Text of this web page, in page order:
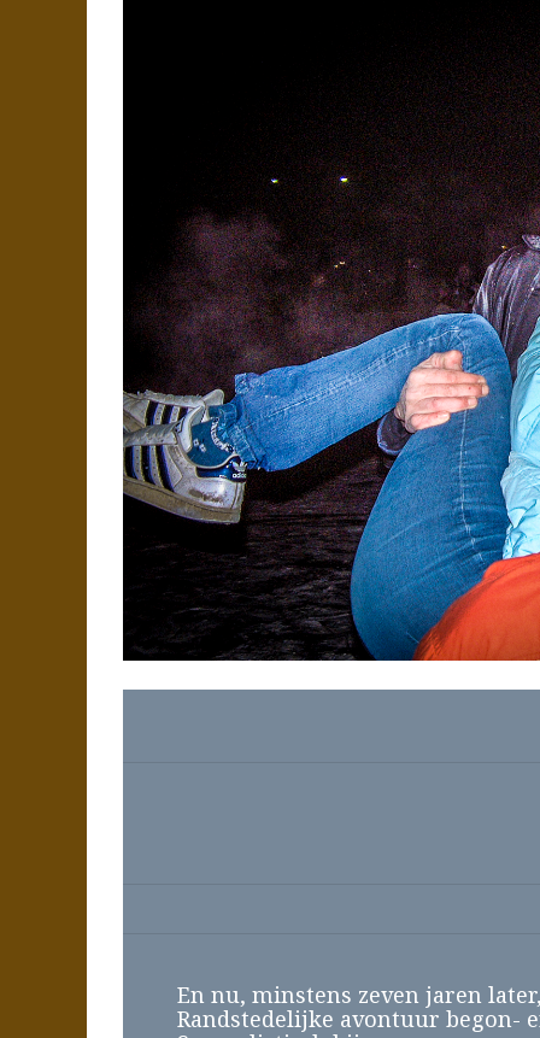
En nu, minstens zeven jaren
Randstedelijke avontuur begon-